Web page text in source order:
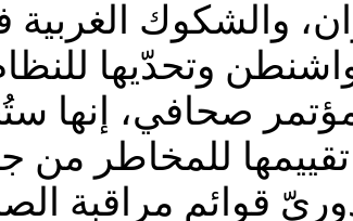
والشكوك الغربية
وتحدّيها
مؤتمر صحافي،
للمخاطر من
قوائم مراقبة